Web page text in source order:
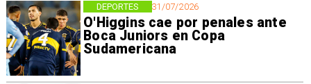
31/07/2026
O'Higgins cae por penales ante
Boca Juniors en Copa
Sudamericana
DEPORTES